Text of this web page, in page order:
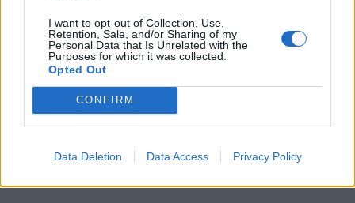
I want to opt-out of Collection, Use,
Retention, Sale, and/or Sharing of my
Personal Data that Is Unrelated with the
Purposes for which it was collected.
Opted Out
CONFIRM
Data Deletion Data Access Privacy Policy